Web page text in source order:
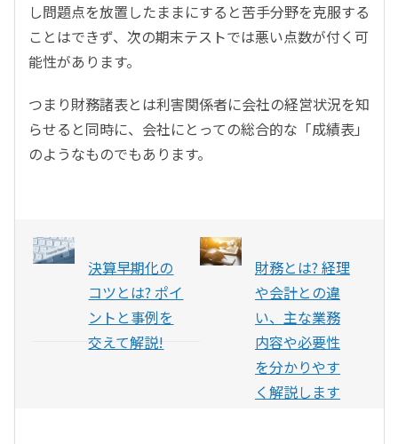
し問題点を放置したままにすると苦手分野を克服する
ことはできず、次の期末テストでは悪い点数が付く可
能性があります。
つまり財務諸表とは利害関係者に会社の経営状況を知
らせると同時に、会社にとっての総合的な「成績表」
のようなものでもあります。
決算早期化の
コツとは? ポイ
ントと事例を
交えて解説!
財務とは? 経理
や会計との違
い、主な業務
内容や必要性
を分かりやす
く解説します